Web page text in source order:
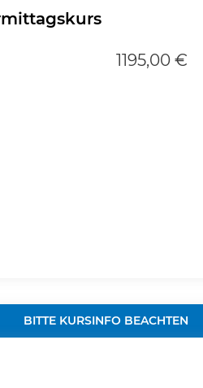
1195,00 €
BITTE KURSINFO BEACHTEN